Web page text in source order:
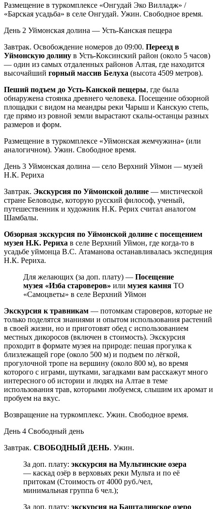
Размещение в туркомплексе «Онгудай Эко Вилладж» /
«Барская усадьба» в селе Онгудай. Ужин. Свободное время.
День 2 Уймонская долина — Усть-Канская пещера
Завтрак. Освобождение номеров до 09:00. Переезд в
Уймонскую долину в Усть-Коксинский район (около 5 часов)
— один из самых отдаленных районов Алтая, где находится
высочайший горный массив Белуха (высота 4509 метров).
Пеший подъем до Усть-Канской пещеры, где была
обнаружена стоянка древнего человека. Посещение обзорной
площадки с видом на меандры реки Чарыш и Канскую степь,
где прямо из ровной земли вырастают скалы-останцы разных
размеров и форм.
Размещение в туркомплексе «Уймонская жемчужина» (или
аналогичном). Ужин. Свободное время.
День 3 Уймонская долина — село Верхний Уймон — музей
Н.К. Рериха
Завтрак. Экскурсия по Уймонской долине — мистической
стране Беловодье, которую русский философ, ученый,
путешественник и художник Н.К. Рерих считал аналогом
Шамбалы.
Обзорная экскурсия по Уймонской долине с посещением
музея Н.К. Рериха в селе Верхний Уймон, где когда-то в
усадьбе уймонца В.С. Атаманова останавливалась экспедиция
Н.К. Рериха.
Для желающих (за доп. плату) — Посещение
музея «Изба староверов» или музея камня ТО
«Самоцветы» в селе Верхний Уймон
Экскурсия к травникам — потомкам староверов, которые не
только поделятся знаниями и опытом использования растений
в своей жизни, но и приготовят обед с использованием
местных дикоросов (включен в стоимость). Экскурсия
проходит в формате музея на природе: пешая прогулка к
близлежащей горе (около 500 м) и подъем по лёгкой,
прогулочной тропе на вершину (около 800 м), во время
которого с играми, шутками, загадками вам расскажут много
интересного об истории и людях на Алтае в теме
использования трав, которыми любуемся, слышим их аромат и
пробуем на вкус.
Возвращение на туркомплекс. Ужин. Свободное время.
День 4 Свободный день
Завтрак. СВОБОДНЫЙ ДЕНЬ. Ужин.
За доп. плату: экскурсия на Мультинские озера
— каскад озёр в верховьях реки Мульта и по её
притокам (Стоимость от 4000 руб./чел,
минимальная группа 6 чел.);
За доп. плату: экскурсия на Башталинское озеро